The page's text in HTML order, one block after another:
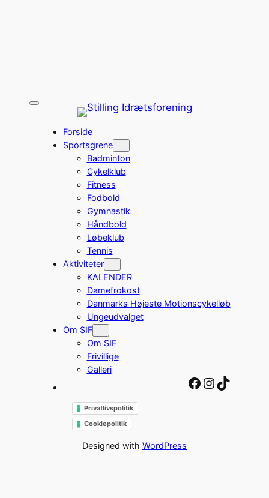
Forside
Sportsgrene
Badminton
Cykelklub
Fitness
Fodbold
Gymnastik
Håndbold
Løbeklub
Tennis
Aktiviteter
KALENDER
Damefrokost
Danmarks Højeste Motionscykelløb
Ungeudvalget
Om SIF
Om SIF
Frivillige
Galleri
Facebook
TikTok
Privatlivspolitik
Cookiepolitik
Designed with WordPress